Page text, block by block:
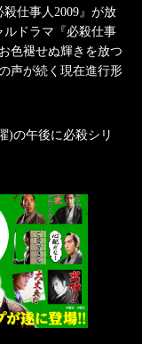
仕事人2009』が放
ルドラマ『必殺仕事
色褪せぬ輝きを放つ
声が続く現在進行形
)の午後に必殺シリ